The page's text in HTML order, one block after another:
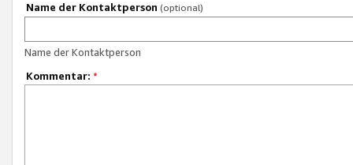
Name der Kontaktperson (optional)
Name der Kontaktperson
Kommentar: *